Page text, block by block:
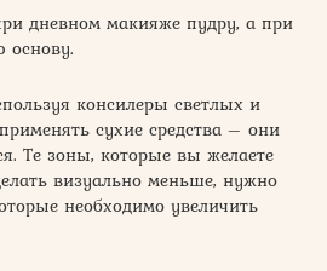
дневном макияже пудру, а при
основу.
консилеры светлых и
сухие средства – они
Те зоны, которые вы желаете
визуально меньше, нужно
необходимо увеличить